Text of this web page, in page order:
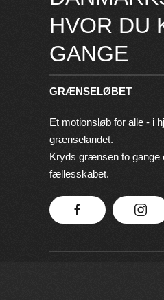
HVOR DU
GANGE
GRÆNSELØBET
Et motionsløb for alle - i
grænselandet.
Kryds grænsen to gange
fællesskabet.